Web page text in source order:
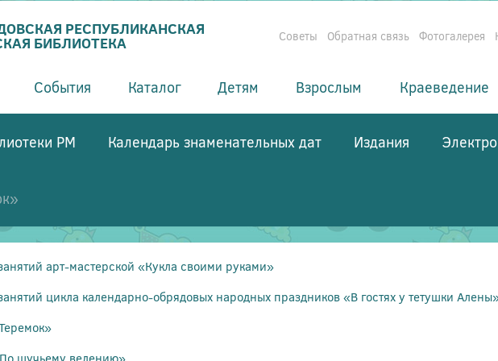
РЕСПУБЛИКАНСКАЯ
БИБЛИОТЕКА Советы Обратная связь Фотогалерея
События Каталог Детям Взрослым Краеведение
РМ Календарь знаменательных дат Издания
арт-мастерской «Кукла своими руками»
цикла календарно-обрядовых народных праздников «В гостях у тетушки
щучьему велению»